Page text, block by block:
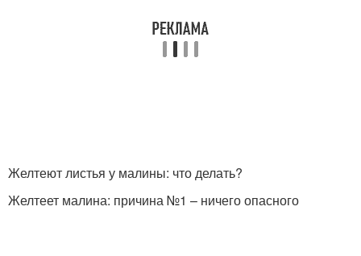
Желтеют листья у малины: что делать?
Желтеет малина: причина №1 – ничего опасного